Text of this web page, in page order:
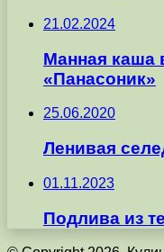
21.02.2024
Манная каша
«Панасоник»
25.06.2020
Ленивая
01.11.2023
Подлива из